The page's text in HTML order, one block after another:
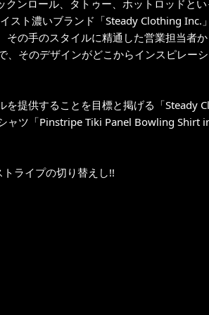
ンロール、タトゥー、ホットロッドと
スト濃いブランド「Steady Clothing Inc.」
の手のスタイルに精通した営業担当者
そのデザインがどこからインスピレー
提供することを目標と掲げる「Steady
ャツ「Pinstripe Tiki Panel Bowling Shirt
ライプの切り替えし!!